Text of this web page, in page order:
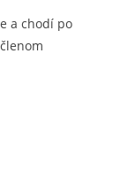
a chodí po